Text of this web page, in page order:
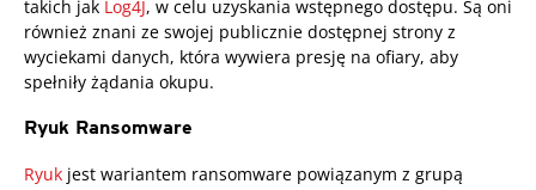
takich jak Log4J, w celu uzyskania wstępnego dostępu. Są oni
również znani ze swojej publicznie dostępnej strony z
wyciekami danych, która wywiera presję na ofiary, aby
spełniły żądania okupu.
Ryuk Ransomware
Ryuk jest wariantem ransomware powiązanym z grupą